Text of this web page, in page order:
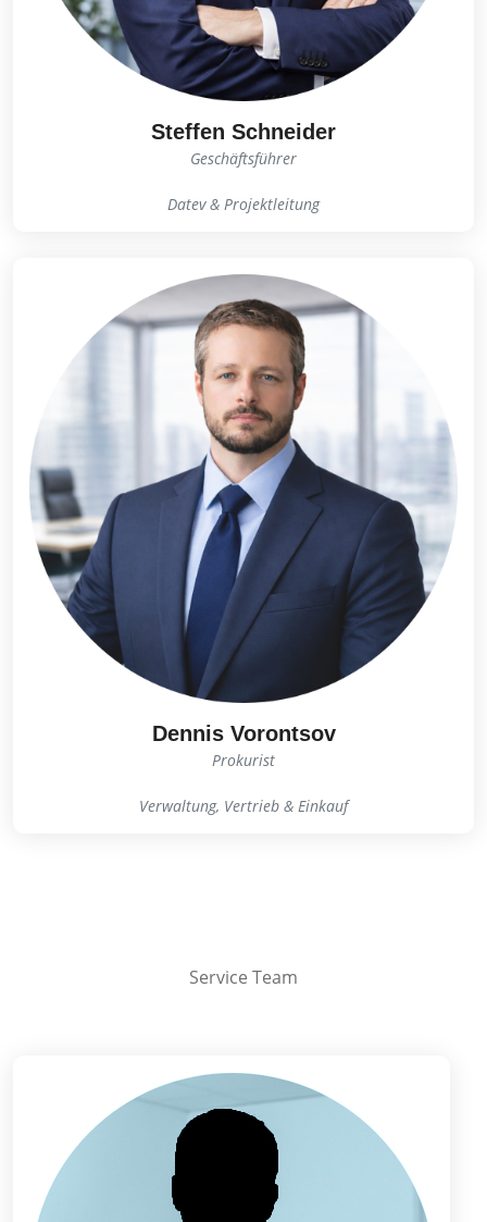
Steffen Schneider
Geschäftsführer
Datev & Projektleitung
Dennis Vorontsov
Prokurist
Verwaltung, Vertrieb & Einkauf
Service Team